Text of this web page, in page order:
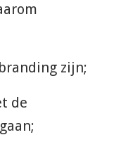
zijn;
de